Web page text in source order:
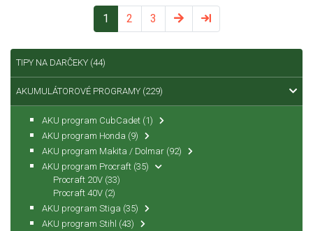
1 2 3
TIPY NA DARČEKY (44)
AKUMULÁTOROVÉ PROGRAMY (229)
AKU program CubCadet (1)
AKU program Honda (9)
AKU program Makita / Dolmar (92)
AKU program Procraft (35)
Procraft 20V (33)
Procraft 40V (2)
AKU program Stiga (35)
AKU program Stihl (43)